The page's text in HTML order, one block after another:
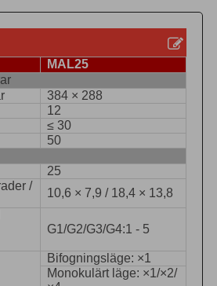
MAL25
384 × 288
12
≤ 30
50
25
/
10,6 × 7,9 / 18,4 × 13,8
G1/G2/G3/G4:1 - 5
Bifogningsläge: ×1
Monokulärt läge: ×1/×2/